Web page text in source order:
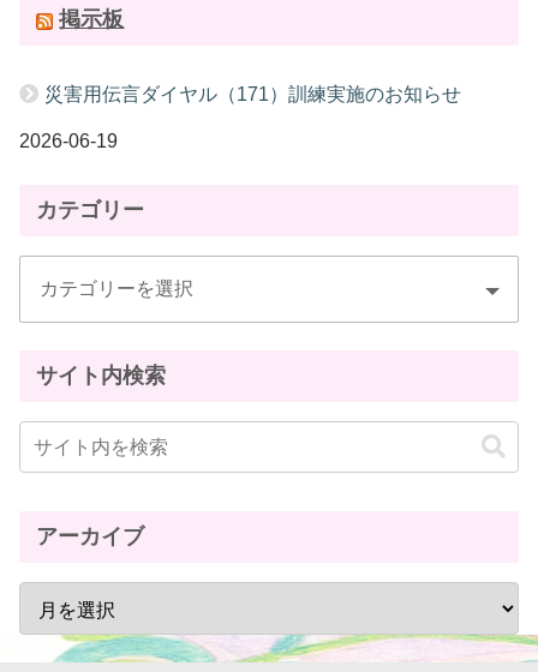
掲示板
災害用伝言ダイヤル（171）訓練実施のお知らせ
2026-06-19
カテゴリー
サイト内検索
アーカイブ